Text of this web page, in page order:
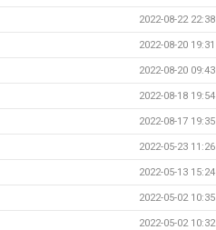
2022-08-22 22:38
2022-08-20 19:31
2022-08-20 09:43
2022-08-18 19:54
2022-08-17 19:35
2022-05-23 11:26
2022-05-13 15:24
2022-05-02 10:35
2022-05-02 10:32